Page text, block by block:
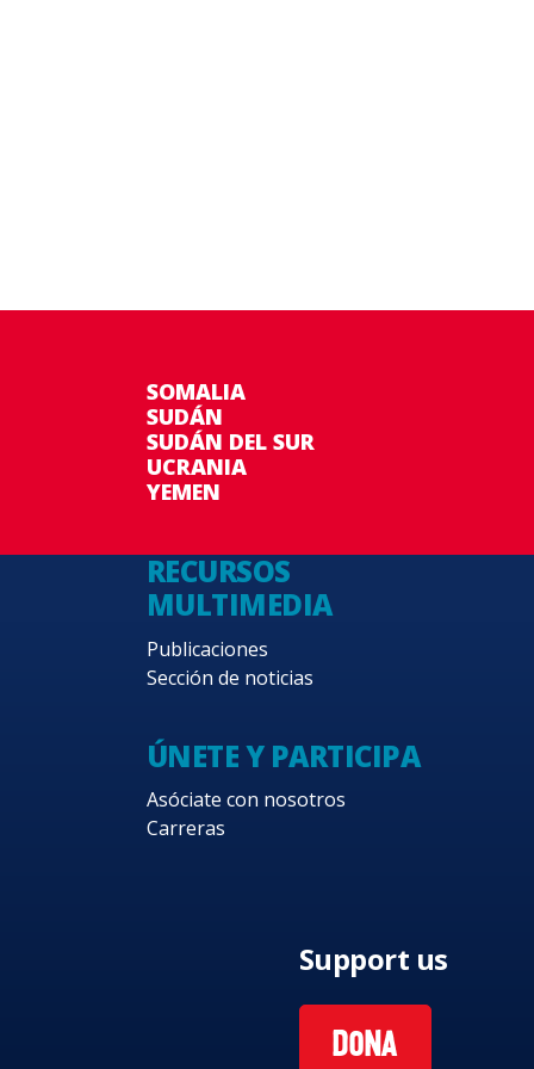
SOMALIA
SUDÁN
SUDÁN DEL SUR
UCRANIA
YEMEN
RECURSOS
MULTIMEDIA
Publicaciones
Sección de noticias
ÚNETE Y PARTICIPA
Asóciate con nosotros
Carreras
Support us
DONA